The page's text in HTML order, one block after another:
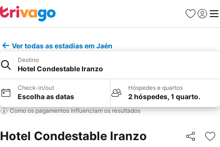
Favoritos
Iniciar
Ver todas as estadias em Jaén
Destino
Hotel Condestable Iranzo
Check-in/out
Escolha as datas
Hóspedes e quartos
2 hóspedes, 1 quarto.
Como os pagamentos influenciam os resultados
Hotel Condestable Iranzo Partilhar